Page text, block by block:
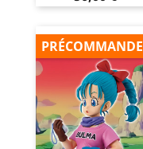
PRÉCOMMANDE